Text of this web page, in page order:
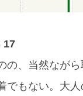
17
、当然ながら
もない。大